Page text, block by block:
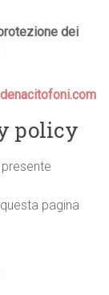
dei
policy
pagina